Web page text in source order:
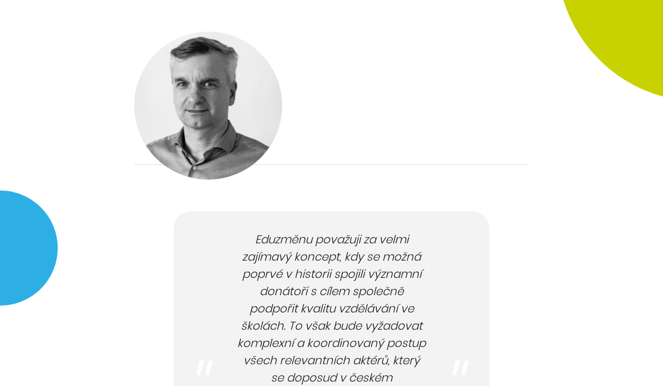
Publikace Mapa
změny
Eduzměnu považuji za velmi
zajímavý koncept, kdy se možná
poprvé v historii spojili významní
donátoři s cílem společně
podpořit kvalitu vzdělávání ve
školách. To však bude vyžadovat
komplexní a koordinovaný postup
všech relevantních aktérů, který
se doposud v českém